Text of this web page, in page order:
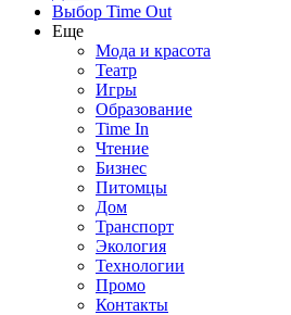
Выбор Time Out
Еще
Мода и красота
Театр
Игры
Образование
Time In
Чтение
Бизнес
Питомцы
Дом
Транспорт
Экология
Технологии
Промо
Контакты